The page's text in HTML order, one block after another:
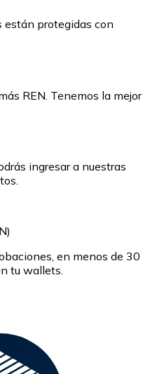
están protegidas con
REN. Tenemos la mejor
ingresar a nuestras
en menos de 30
tu wallets.